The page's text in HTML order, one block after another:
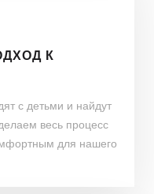
К
с детьми и найдут
весь процесс
для нашего